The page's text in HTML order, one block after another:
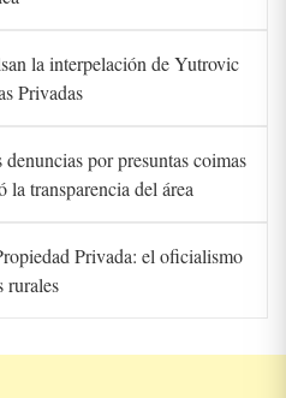
la interpelación de Yutrovic
Privadas
por presuntas coimas
la transparencia del área
Privada: el oficialismo
rurales